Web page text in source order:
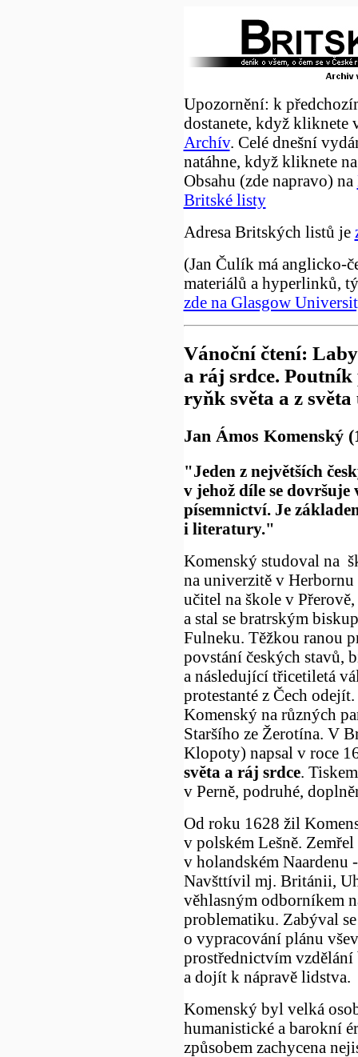
Upozornění: k
dostanete, když kliknete
Archív. Celé dnešní
natáhne, když kliknete
Obsahu (zde napravo) na
Britské listy
Adresa Britských listů je
(Jan Čulík má anglicko-
materiálů a hyperlinků,
zde na Glasgow
Vánoční čtení:
a ráj srdce. Poutník
ryňk světa a z světa
Jan Ámos Komenský
"Jeden z největších
v jehož díle se dovršuje
písemnictví. Je
i literatury."
Komenský studoval na
na univerzitě v
učitel na škole v
a stal se bratrským
Fulneku. Těžkou ranou
povstání českých stavů,
a následující třicetiletá
protestanté z Čech
Komenský na různých
Staršího ze Žerotína. V
Klopoty) napsal v roce
světa a ráj srdce.
v Perně, podruhé,
Od roku 1628 žil
v polském Lešně.
v holandském Naardenu
Navšttívil mj. Británii,
věhlasným odborníkem
problematiku. Zabýval
o vypracování plánu
prostřednictvím
a dojít k nápravě lidstva.
Komenský byl velká
humanistické a barokní
způsobem zachycena